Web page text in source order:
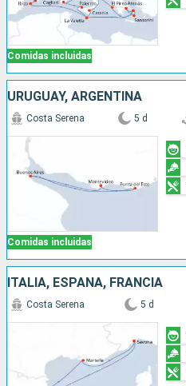
Comidas incluidas
URUGUAY, ARGENTINA
Comidas incluidas
Costa Serena 5 d
ITALIA, ESPAÑA, FRANCIA
Costa Serena 5 d